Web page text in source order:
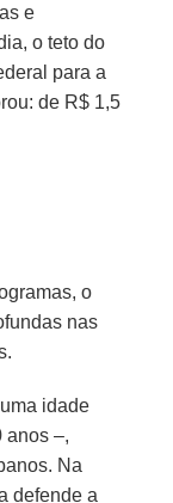
e
o teto do
para a
de R$ 1,5
o
nas
idade
anos –,
Na
defende a